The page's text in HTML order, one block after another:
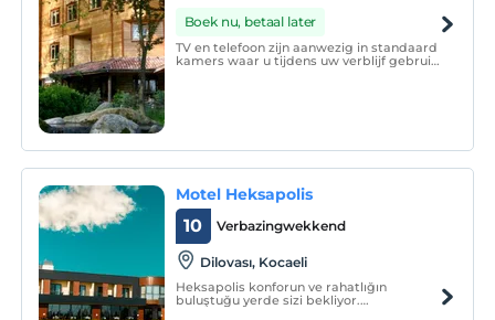
Boek nu, betaal later
TV en telefoon zijn aanwezig in standaard
kamers waar u tijdens uw verblijf gebruik
Motel Heksapolis
Verbazingwekkend
10
Dilovası, Kocaeli
Heksapolis konforun ve rahatlığın
buluştuğu yerde sizi bekliyor.